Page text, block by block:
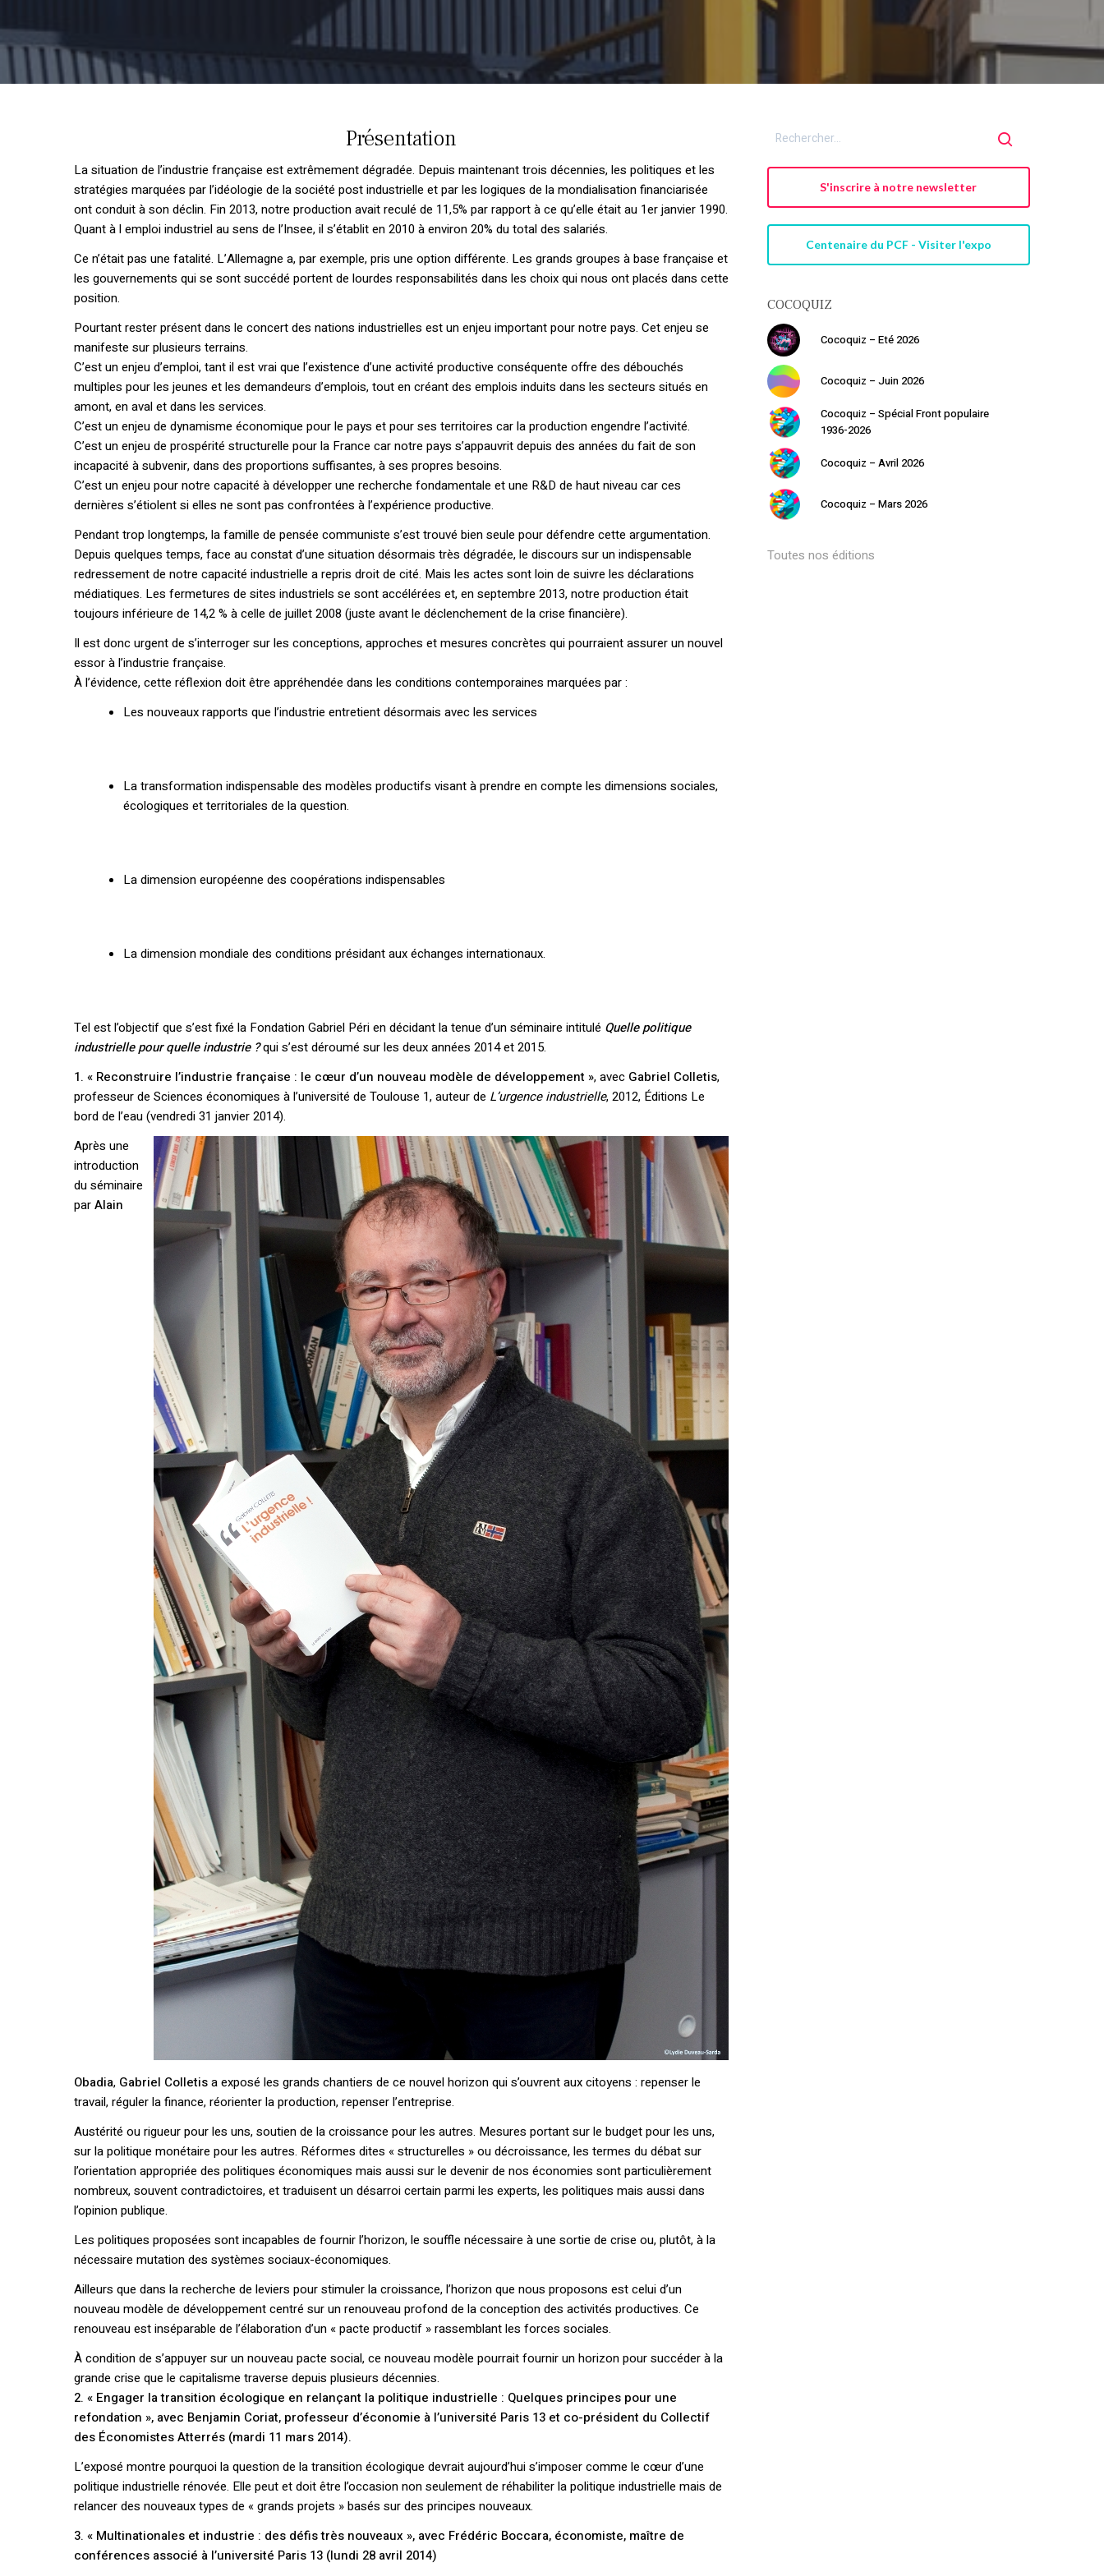
Présentation
La situation de l’industrie française est extrêmement dégradée. Depuis maintenant trois décennies, les politiques et les
stratégies marquées par l’idéologie de la société post industrielle et par les logiques de la mondialisation financiarisée
ont conduit à son déclin. Fin 2013, notre production avait reculé de 11,5% par rapport à ce qu’elle était au 1er janvier 1990.
Quant à l emploi industriel au sens de l’Insee, il s’établit en 2010 à environ 20% du total des salariés.
Ce n’était pas une fatalité. L’Allemagne a, par exemple, pris une option différente. Les grands groupes à base française et
les gouvernements qui se sont succédé portent de lourdes responsabilités dans les choix qui nous ont placés dans cette
position.
Pourtant rester présent dans le concert des nations industrielles est un enjeu important pour notre pays. Cet enjeu se
manifeste sur plusieurs terrains.
C’est un enjeu d’emploi, tant il est vrai que l’existence d’une activité productive conséquente offre des débouchés
multiples pour les jeunes et les demandeurs d’emplois, tout en créant des emplois induits dans les secteurs situés en
amont, en aval et dans les services.
C’est un enjeu de dynamisme économique pour le pays et pour ses territoires car la production engendre l’activité.
C’est un enjeu de prospérité structurelle pour la France car notre pays s’appauvrit depuis des années du fait de son
incapacité à subvenir, dans des proportions suffisantes, à ses propres besoins.
C’est un enjeu pour notre capacité à développer une recherche fondamentale et une R&D de haut niveau car ces
dernières s’étiolent si elles ne sont pas confrontées à l’expérience productive.
Pendant trop longtemps, la famille de pensée communiste s’est trouvé bien seule pour défendre cette argumentation.
Depuis quelques temps, face au constat d’une situation désormais très dégradée, le discours sur un indispensable
redressement de notre capacité industrielle a repris droit de cité. Mais les actes sont loin de suivre les déclarations
médiatiques. Les fermetures de sites industriels se sont accélérées et, en septembre 2013, notre production était
toujours inférieure de 14,2 % à celle de juillet 2008 (juste avant le déclenchement de la crise financière).
Il est donc urgent de s’interroger sur les conceptions, approches et mesures concrètes qui pourraient assurer un nouvel
essor à l’industrie française.
À l’évidence, cette réflexion doit être appréhendée dans les conditions contemporaines marquées par :
Les nouveaux rapports que l’industrie entretient désormais avec les services
La transformation indispensable des modèles productifs visant à prendre en compte les dimensions sociales,
écologiques et territoriales de la question.
La dimension européenne des coopérations indispensables
La dimension mondiale des conditions présidant aux échanges internationaux.
Tel est l’objectif que s’est fixé la Fondation Gabriel Péri en décidant la tenue d’un séminaire intitulé Quelle politique
industrielle pour quelle industrie ?qui s’est déroumé sur les deux années 2014 et 2015.
1. « Reconstruire l’industrie française : le cœur d’un nouveau modèle de développement », avec Gabriel Colletis,
professeur de Sciences économiques à l’université de Toulouse 1, auteur de L’urgence industrielle, 2012, Éditions Le
bord de l’eau (vendredi 31 janvier 2014).
Après une
introduction
du séminaire
parAlain
Obadia, Gabriel Colletisa exposé les grands chantiers de ce nouvel horizon qui s’ouvrent aux citoyens : repenser le
travail, réguler la finance, réorienter la production, repenser l’entreprise.
Austérité ou rigueur pour les uns, soutien de la croissance pour les autres. Mesures portant sur le budget pour les uns,
sur la politique monétaire pour les autres. Réformes dites « structurelles » ou décroissance, les termes du débat sur
l’orientation appropriée des politiques économiques mais aussi sur le devenir de nos économies sont particulièrement
nombreux, souvent contradictoires, et traduisent un désarroi certain parmi les experts, les politiques mais aussi dans
l’opinion publique.
Les politiques proposées sont incapables de fournir l’horizon, le souffle nécessaire à une sortie de crise ou, plutôt, à la
nécessaire mutation des systèmes sociaux-économiques.
Ailleurs que dans la recherche de leviers pour stimuler la croissance, l’horizon que nous proposons est celui d’un
nouveau modèle de développement centré sur un renouveau profond de la conception des activités productives. Ce
renouveau est inséparable de l’élaboration d’un « pacte productif » rassemblant les forces sociales.
À condition de s’appuyer sur un nouveau pacte social, ce nouveau modèle pourrait fournir un horizon pour succéder à la
grande crise que le capitalisme traverse depuis plusieurs décennies.
2. « Engager la transition écologique en relançant la politique industrielle : Quelques principes pour une
refondation », avec Benjamin Coriat, professeur d’économie à l’université Paris 13 et co-président du Collectif
des Économistes Atterrés (mardi 11 mars 2014).
L’exposé montre pourquoi la question de la transition écologique devrait aujourd’hui s’imposer comme le cœur d’une
politique industrielle rénovée. Elle peut et doit être l’occasion non seulement de réhabiliter la politique industrielle mais de
relancer des nouveaux types de « grands projets » basés sur des principes nouveaux.
3. « Multinationales et industrie : des défis très nouveaux », avec Frédéric Boccara, économiste, maître de
conférences associé à l’université Paris 13 (lundi 28 avril 2014)
S'inscrire à notre newsletter
Centenaire du PCF - Visiter l'expo
COCOQUIZ
Cocoquiz – Eté 2026
Cocoquiz – Juin 2026
Cocoquiz – Spécial Front populaire
1936-2026
Cocoquiz – Avril 2026
Cocoquiz – Mars 2026
Toutes nos éditions